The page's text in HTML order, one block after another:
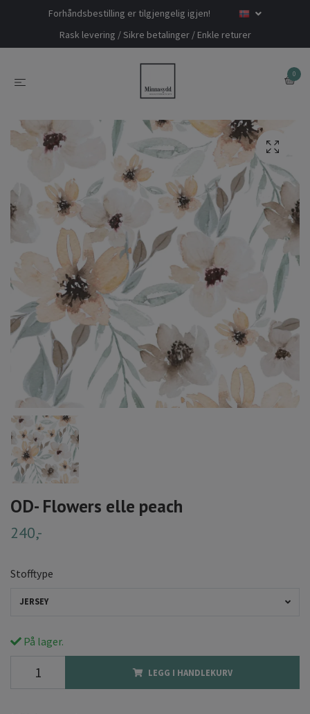
Forhåndsbestilling er tilgjengelig igjen!
Rask levering / Sikre betalinger / Enkle returer
0
OD- Flowers elle peach
240,-
Stofftype
JERSEY
På lager.
LEGG I HANDLEKURV